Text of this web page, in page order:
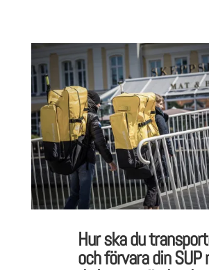
Hur ska du
och förvara din SUP